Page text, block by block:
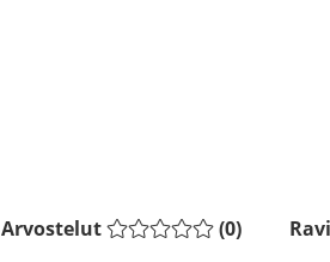
Arvostelut (0)